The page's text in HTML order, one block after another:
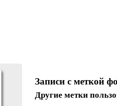
Записи с меткой
Другие метки